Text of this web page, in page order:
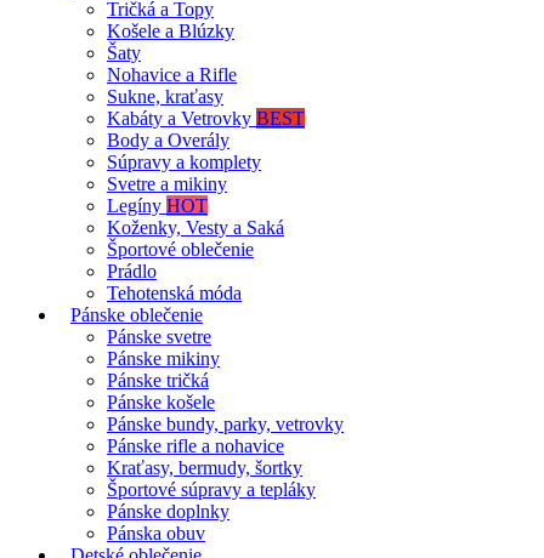
Tričká a Topy
Košele a Blúzky
Šaty
Nohavice a Rifle
Sukne, kraťasy
Kabáty a Vetrovky BEST
Body a Overály
Súpravy a komplety
Svetre a mikiny
Legíny HOT
Koženky, Vesty a Saká
Športové oblečenie
Prádlo
Tehotenská móda
Pánske oblečenie
Pánske svetre
Pánske mikiny
Pánske tričká
Pánske košele
Pánske bundy, parky, vetrovky
Pánske rifle a nohavice
Kraťasy, bermudy, šortky
Športové súpravy a tepláky
Pánske doplnky
Pánska obuv